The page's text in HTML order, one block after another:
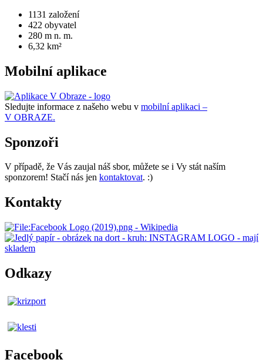
1131 založení
422 obyvatel
280 m n. m.
6,32 km²
Mobilní aplikace
Sledujte informace z našeho webu v mobilní aplikaci –
V OBRAZE.
Sponzoři
V případě, že Vás zaujal náš sbor, můžete se i Vy stát naším
sponzorem! Stačí nás jen kontaktovat. :)
Kontakty
Odkazy
Facebook